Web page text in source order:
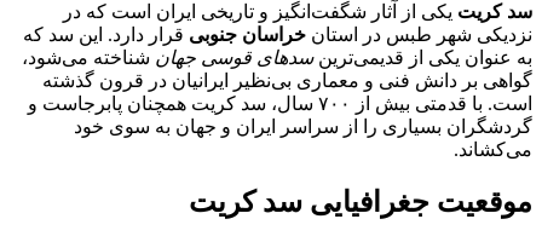
سد کریت یکی از آثار شگفت‌انگیز و تاریخی ایران است که در
نزدیکی شهر طبس در استان خراسان جنوبی قرار دارد. این سد که
به عنوان یکی از قدیمی‌ترینسدهای قوسی جهان شناخته می‌شود،
گواهی بر دانش فنی و معماری بی‌نظیر ایرانیان در قرون گذشته
است. با قدمتی بیش از ۷۰۰ سال، سد کریت همچنان پابرجاست و
گردشگران بسیاری را از سراسر ایران و جهان به سوی خود
می‌کشاند.
موقعیت جغرافیایی سد کریت